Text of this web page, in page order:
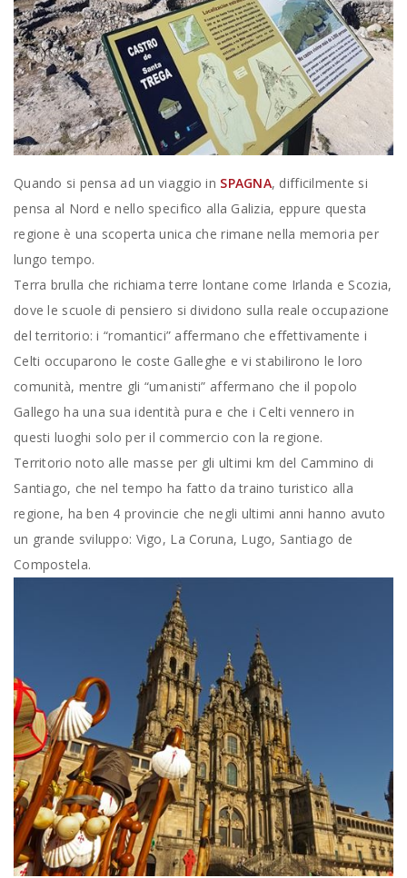
Quando si pensa ad un viaggio in SPAGNA, difficilmente si
pensa al Nord e nello specifico alla Galizia, eppure questa
regione è una scoperta unica che rimane nella memoria per
lungo tempo.
Terra brulla che richiama terre lontane come Irlanda e Scozia,
dove le scuole di pensiero si dividono sulla reale occupazione
del territorio: i “romantici” affermano che effettivamente i
Celti occuparono le coste Galleghe e vi stabilirono le loro
comunità, mentre gli “umanisti” affermano che il popolo
Gallego ha una sua identità pura e che i Celti vennero in
questi luoghi solo per il commercio con la regione.
Territorio noto alle masse per gli ultimi km del Cammino di
Santiago, che nel tempo ha fatto da traino turistico alla
regione, ha ben 4 provincie che negli ultimi anni hanno avuto
un grande sviluppo: Vigo, La Coruna, Lugo, Santiago de
Compostela.